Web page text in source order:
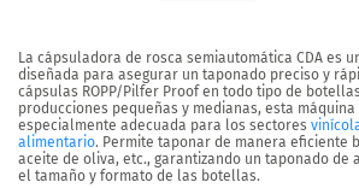
La cápsuladora de rosca semiautomática CDA es
diseñada para asegurar un taponado preciso y
cápsulas ROPP/Pilfer Proof en todo tipo de
producciones pequeñas y medianas, esta
especialmente adecuada para los sectores
alimentario. Permite taponar de manera eficiente
aceite de oliva, etc., garantizando un taponado de
el tamaño y formato de las botellas.